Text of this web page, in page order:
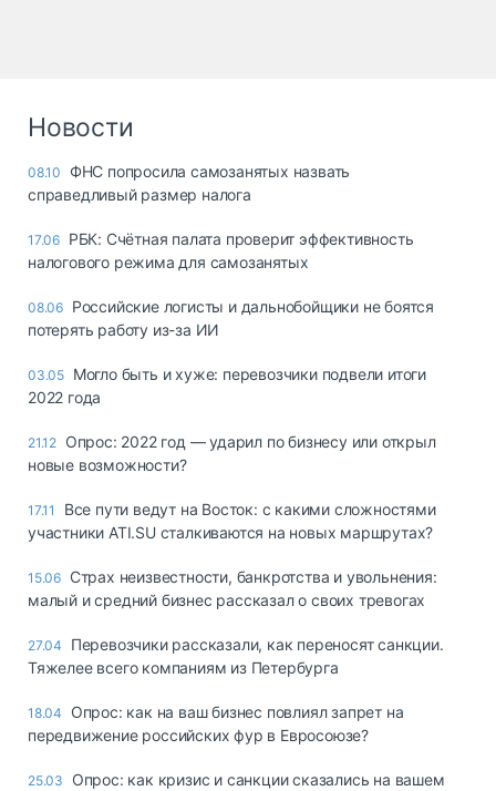
Новости
08.10
ФНС попросила самозанятых назвать
справедливый размер налога
17.06 РБК: Счётная палата проверит эффективность
налогового режима для самозанятых
08.06 Российские логисты и дальнобойщики не боятся
потерять работу из-за ИИ
03.05 Могло быть и хуже: перевозчики подвели итоги
2022 года
21.12 Опрос: 2022 год — ударил по бизнесу или открыл
новые возможности?
17.11
Все пути ведут на Восток: с какими сложностями
участники ATI.SU сталкиваются на новых маршрутах?
15.06 Страх неизвестности, банкротства и увольнения:
малый и средний бизнес рассказал о своих тревогах
27.04
Перевозчики рассказали, как переносят санкции.
Тяжелее всего компаниям из Петербурга
18.04
Опрос: как на ваш бизнес повлиял запрет на
передвижение российских фур в Евросоюзе?
25.03
Опрос: как кризис и санкции сказались на вашем